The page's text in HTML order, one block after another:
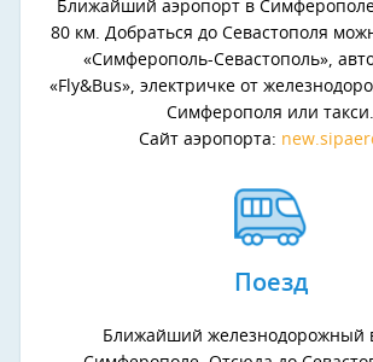
Ближайший аэропорт в
80 км. Добраться до Севастополя
«Симферополь-Севастополь»,
«Fly&Bus», электричке от
Симферополя или такси.
Сайт аэропорта:
Поезд
Ближайший железнодорожный